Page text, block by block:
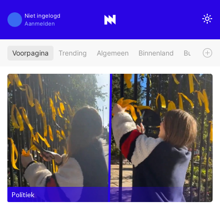
Niet ingelogd
Aanmelden
Voorpagina Trending Algemeen Binnenland Buitenland
Politiek